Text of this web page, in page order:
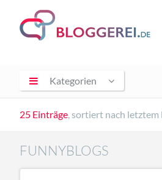
Kategorien
25 Einträge, sortiert nach letztem
FUNNYBLOGS